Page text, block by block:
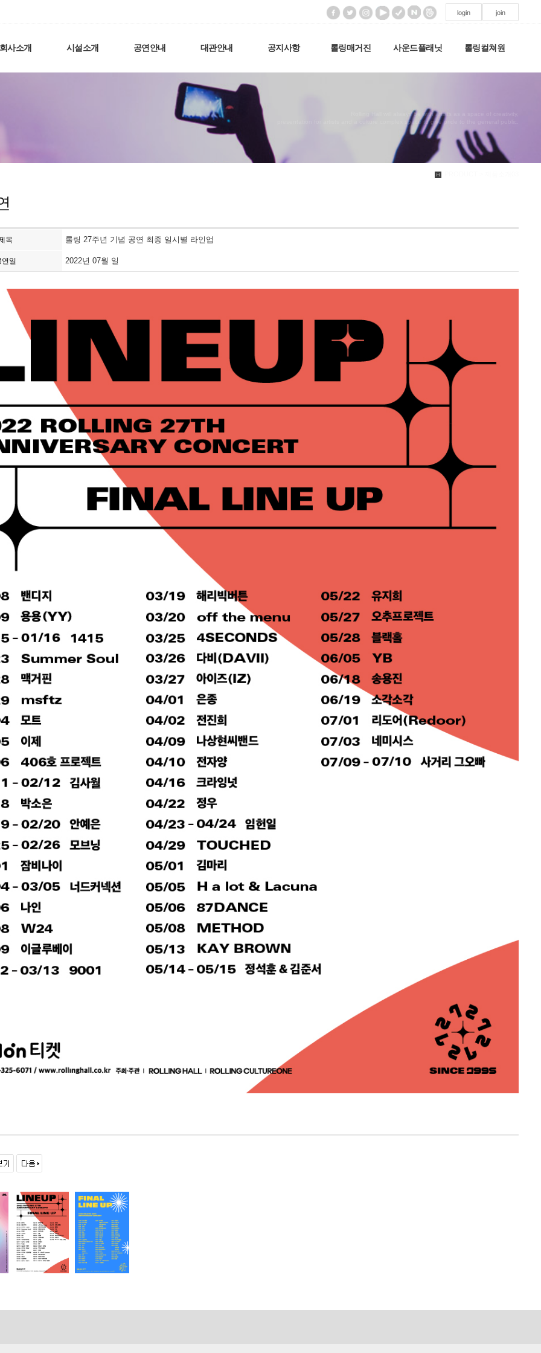
login join
사소개 시설소개 공연안내 대관안내 공지사항 롤링매거진 사운드플래닛 롤링컬쳐원
Rolling Hall will always be with artists as a space of creativity,
presentation for artists and a culture complex space to give pride to the general public.
목 롤링 27주년 기념 공연 최종 일시별 라인업
일 2022년 07월 일